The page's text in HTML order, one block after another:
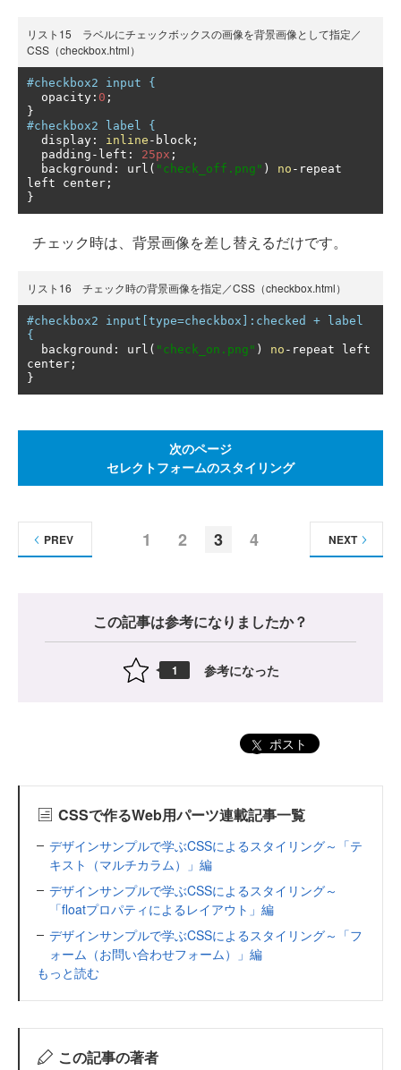
リスト15 ラベルにチェックボックスの画像を背景画像として指定／
CSS（checkbox.html）
#checkbox2 input {
  opacity
: 0 ;
}
#checkbox2 label {
  display
: inline - block ;
  padding
- left : 25px ;
  background
: url ( "check_off.png" ) no - repeat
left center ;
}
チェック時は、背景画像を差し替えるだけです。
リスト16 チェック時の背景画像を指定／CSS（checkbox.html）
#checkbox2 input[type=checkbox]:checked + label
{
  background
: url ( "check_on.png" ) no - repeat left
center ;
}
次のページ
セレクトフォームのスタイリング
1 2 3 4
PREV NEXT
この記事は参考になりましたか？
1 参考になった
ポスト
CSSで作るWeb用パーツ連載記事一覧
デザインサンプルで学ぶCSSによるスタイリング～「テ
キスト（マルチカラム）」編
デザインサンプルで学ぶCSSによるスタイリング～
「floatプロパティによるレイアウト」編
デザインサンプルで学ぶCSSによるスタイリング～「フ
ォーム（お問い合わせフォーム）」編
もっと読む
この記事の著者